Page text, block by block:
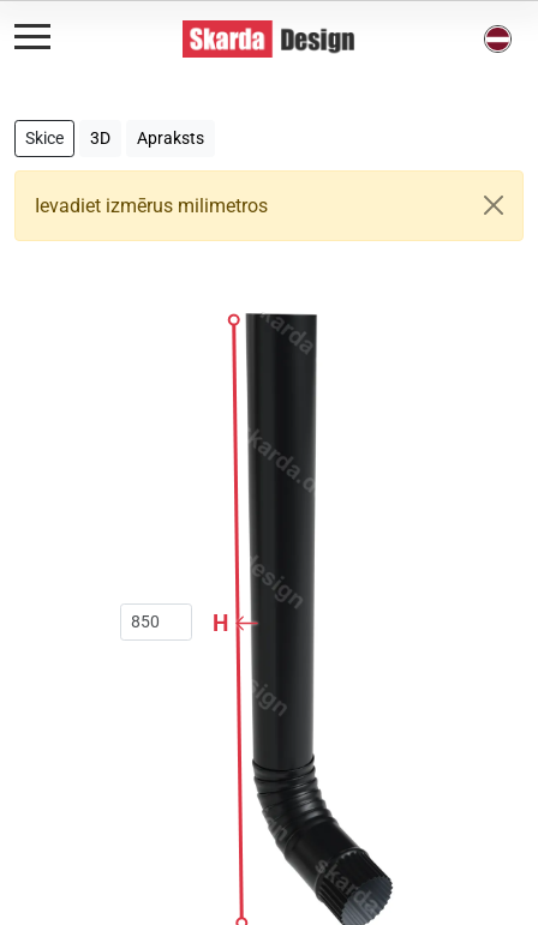
Skice 3D Apraksts
Ievadiet izmērus milimetros
H